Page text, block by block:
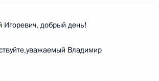
Игоревич, добрый день!
Владимир